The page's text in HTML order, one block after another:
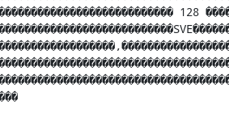
128